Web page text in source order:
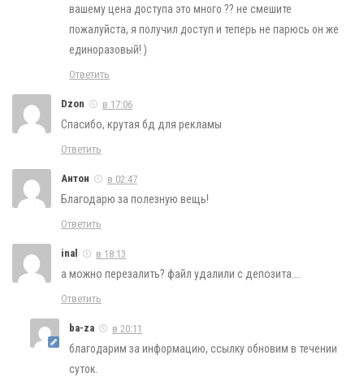
вашему цена доступа это много ?? не смешите
пожалуйста, я получил доступ и теперь не парюсь он же
единоразовый! )
Ответить
Dzon в 17:06
Спасибо, крутая бд для рекламы
Ответить
Антон в 02:47
Благодарю за полезную вещь!
Ответить
inal в 18:13
а можно перезалить? файл удалили с депозита….
Ответить
ba-za в 20:11
благодарим за информацию, ссылку обновим в течении
суток.